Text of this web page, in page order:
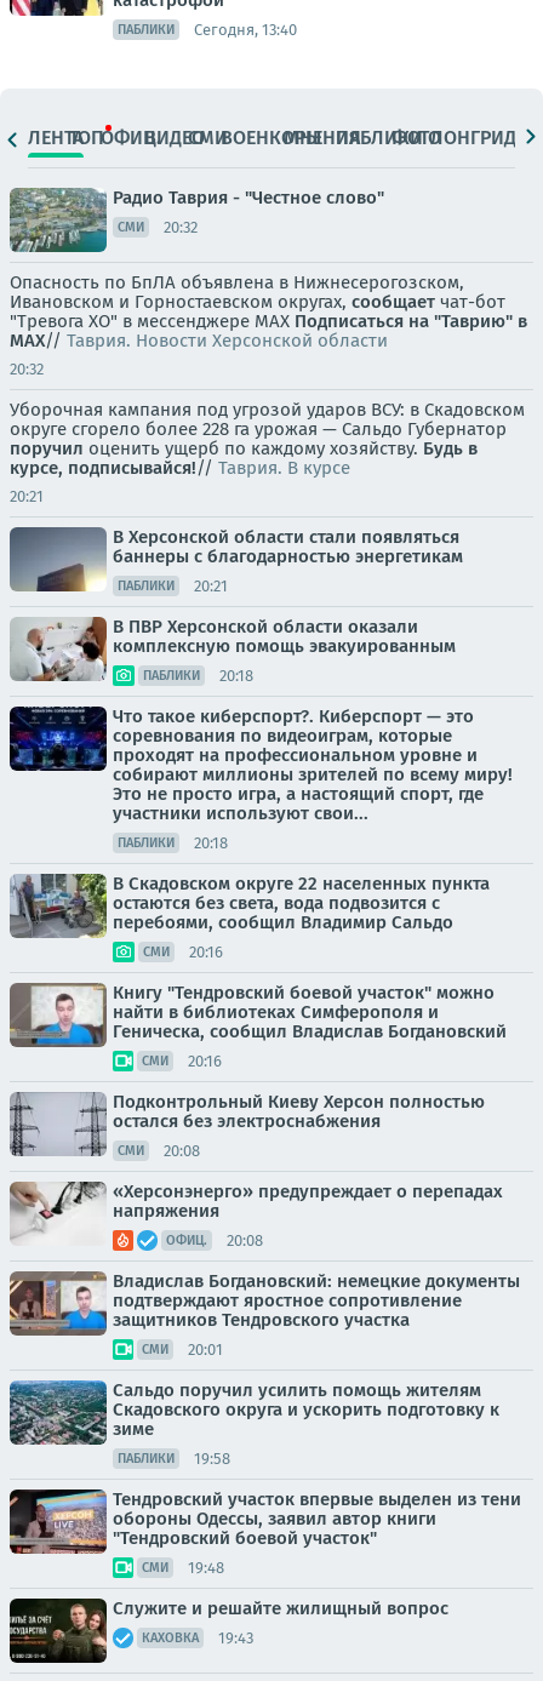
ПАБЛИКИ Сегодня, 13:40
ЛЕНТАТОПОФИЦ.ВИДЕОСМИВОЕНКОРЫМНЕНИЯПАБЛИКИ
ФОТОЛОНГРИДЫ
Радио Таврия - "Честное слово"
СМИ 20:32
Опасность по БпЛА объявлена в Нижнесерогозском,
Ивановском и Горностаевском округах, сообщает чат-бот
"Тревога ХО" в мессенджере MAX Подписаться на "Таврию" в
MAX// Таврия. Новости Херсонской области
20:32
Уборочная кампания под угрозой ударов ВСУ: в Скадовском
округе сгорело более 228 га урожая — Сальдо Губернатор
поручил оценить ущерб по каждому хозяйству. Будь в
курсе, подписывайся!// Таврия. В курсе
20:21
В Херсонской области стали появляться
баннеры с благодарностью энергетикам
ПАБЛИКИ 20:21
В ПВР Херсонской области оказали
комплексную помощь эвакуированным
ПАБЛИКИ 20:18
Что такое киберспорт?. Киберспорт — это
соревнования по видеоиграм, которые
проходят на профессиональном уровне и
собирают миллионы зрителей по всему миру!
Это не просто игра, а настоящий спорт, где
участники используют свои...
ПАБЛИКИ 20:18
В Скадовском округе 22 населенных пункта
остаются без света, вода подвозится с
перебоями, сообщил Владимир Сальдо
СМИ 20:16
Книгу "Тендровский боевой участок" можно
найти в библиотеках Симферополя и
Геническа, сообщил Владислав Богдановский
СМИ 20:16
Подконтрольный Киеву Херсон полностью
остался без электроснабжения
СМИ 20:08
«Херсонэнерго» предупреждает о перепадах
напряжения
ОФИЦ. 20:08
Владислав Богдановский: немецкие документы
подтверждают яростное сопротивление
защитников Тендровского участка
СМИ 20:01
Сальдо поручил усилить помощь жителям
Скадовского округа и ускорить подготовку к
зиме
ПАБЛИКИ 19:58
Тендровский участок впервые выделен из тени
обороны Одессы, заявил автор книги
"Тендровский боевой участок"
СМИ 19:48
Служите и решайте жилищный вопрос
КАХОВКА 19:43